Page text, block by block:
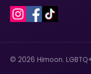
© 2026 Himoon.